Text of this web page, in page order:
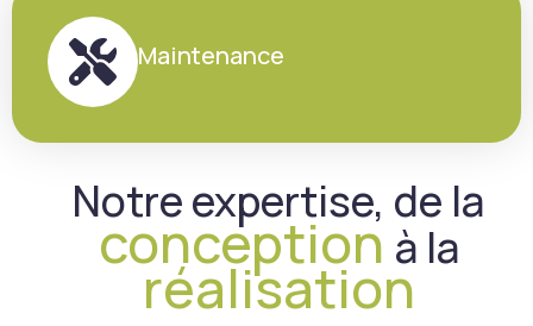
Maintenance
Notre expertise, de la
conception à la
réalisation